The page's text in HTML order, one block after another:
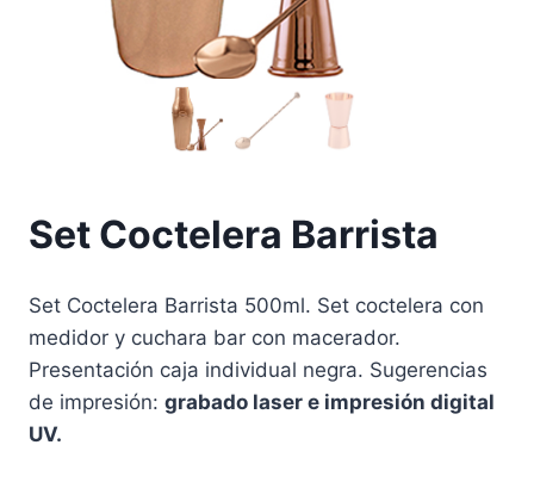
Set Coctelera Barrista
Set Coctelera Barrista 500ml. Set coctelera con
medidor y cuchara bar con macerador.
Presentación caja individual negra. Sugerencias
de impresión: grabado laser e impresión digital
UV.